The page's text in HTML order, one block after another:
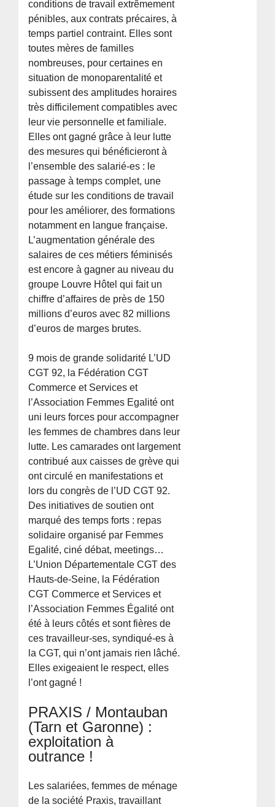
conditions de travail extrêmement
pénibles, aux contrats précaires, à
temps partiel contraint. Elles sont
toutes mères de familles
nombreuses, pour certaines en
situation de monoparentalité et
subissent des amplitudes horaires
très difficilement compatibles avec
leur vie personnelle et familiale.
Elles ont gagné grâce à leur lutte
des mesures qui bénéficieront à
l’ensemble des salarié-es : le
passage à temps complet, une
étude sur les conditions de travail
pour les améliorer, des formations
notamment en langue française.
L’augmentation générale des
salaires de ces métiers féminisés
est encore à gagner au niveau du
groupe Louvre Hôtel qui fait un
chiffre d’affaires de près de 150
millions d’euros avec 82 millions
d’euros de marges brutes.
9 mois de grande solidarité L’UD
CGT 92, la Fédération CGT
Commerce et Services et
l’Association Femmes Egalité ont
uni leurs forces pour accompagner
les femmes de chambres dans leur
lutte. Les camarades ont largement
contribué aux caisses de grève qui
ont circulé en manifestations et
lors du congrès de l’UD CGT 92.
Des initiatives de soutien ont
marqué des temps forts : repas
solidaire organisé par Femmes
Egalité, ciné débat, meetings…
L’Union Départementale CGT des
Hauts-de-Seine, la Fédération
CGT Commerce et Services et
l’Association Femmes Égalité ont
été à leurs côtés et sont fières de
ces travailleur-ses, syndiqué-es à
la CGT, qui n’ont jamais rien lâché.
Elles exigeaient le respect, elles
l’ont gagné !
PRAXIS / Montauban
(Tarn et Garonne) :
exploitation à
outrance !
Les salariées, femmes de ménage
de la société Praxis, travaillant